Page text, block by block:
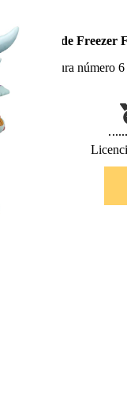
Figura de Freezer
Minifigura número